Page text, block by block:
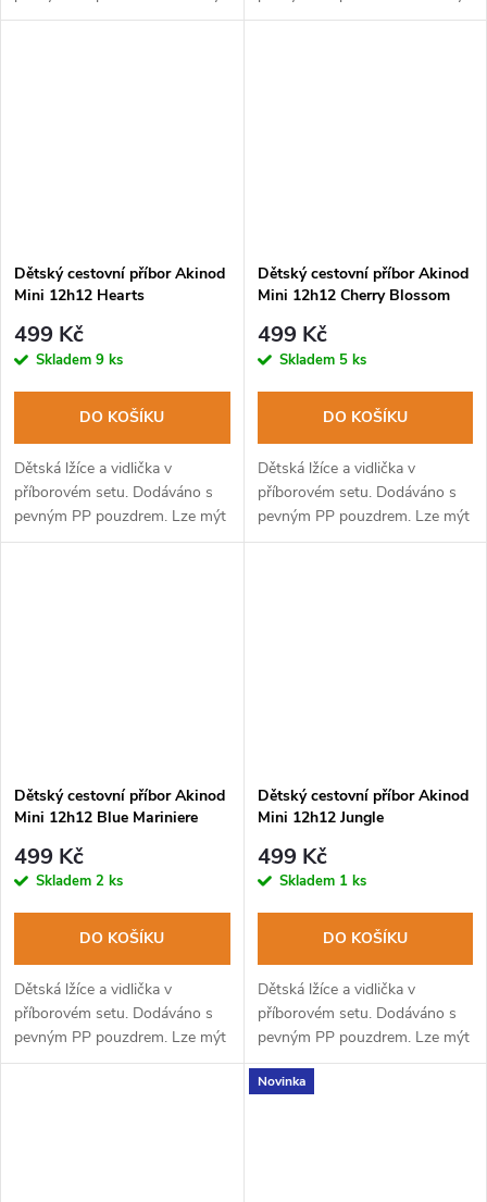
v myčce na nádobí.
v myčce na nádobí.
Dětský cestovní příbor Akinod
Mini 12h12 Hearts
499 Kč
Skladem 9 ks
DO KOŠÍKU
Dětská lžíce a vidlička v
příborovém setu. Dodáváno s
pevným PP pouzdrem. Lze mýt
v myčce na nádobí.
Dětský cestovní příbor Akinod
Mini 12h12 Cherry Blossom
499 Kč
Skladem 5 ks
DO KOŠÍKU
Dětská lžíce a vidlička v
příborovém setu. Dodáváno s
pevným PP pouzdrem. Lze mýt
v myčce na nádobí.
Dětský cestovní příbor Akinod
Mini 12h12 Blue Mariniere
499 Kč
Skladem 2 ks
DO KOŠÍKU
Dětská lžíce a vidlička v
příborovém setu. Dodáváno s
pevným PP pouzdrem. Lze mýt
v myčce na nádobí.
Dětský cestovní příbor Akinod
Mini 12h12 Jungle
499 Kč
Skladem 1 ks
DO KOŠÍKU
Dětská lžíce a vidlička v
příborovém setu. Dodáváno s
pevným PP pouzdrem. Lze mýt
v myčce na nádobí.
Novinka